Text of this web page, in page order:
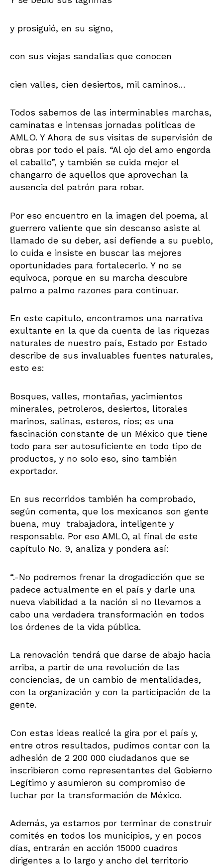
y prosiguió, en su signo,
con sus viejas sandalias que conocen
cien valles, cien desiertos, mil caminos…
Todos sabemos de las interminables marchas,
caminatas e intensas jornadas políticas de
AMLO. Y Ahora de sus visitas de supervisión de
obras por todo el país. “Al ojo del amo engorda
el caballo”, y también se cuida mejor el
changarro de aquellos que aprovechan la
ausencia del patrón para robar.
Por eso encuentro en la imagen del poema, al
guerrero valiente que sin descanso asiste al
llamado de su deber, así defiende a su pueblo,
lo cuida e insiste en buscar las mejores
oportunidades para fortalecerlo. Y no se
equivoca, porque en su marcha descubre
palmo a palmo razones para continuar.
En este capítulo, encontramos una narrativa
exultante en la que da cuenta de las riquezas
naturales de nuestro país, Estado por Estado
describe de sus invaluables fuentes naturales,
esto es:
Bosques, valles, montañas, yacimientos
minerales, petroleros, desiertos, litorales
marinos, salinas, esteros, ríos; es una
fascinación constante de un México que tiene
todo para ser autosuficiente en todo tipo de
productos, y no solo eso, sino también
exportador.
En sus recorridos también ha comprobado,
según comenta, que los mexicanos son gente
buena, muy trabajadora, inteligente y
responsable. Por eso AMLO, al final de este
capítulo No. 9, analiza y pondera así:
“.-No podremos frenar la drogadicción que se
padece actualmente en el país y darle una
nueva viabilidad a la nación si no llevamos a
cabo una verdadera transformación en todos
los órdenes de la vida pública.
La renovación tendrá que darse de abajo hacia
arriba, a partir de una revolución de las
conciencias, de un cambio de mentalidades,
con la organización y con la participación de la
gente.
Con estas ideas realicé la gira por el país y,
entre otros resultados, pudimos contar con la
adhesión de 2 200 000 ciudadanos que se
inscribieron como representantes del Gobierno
Legítimo y asumieron su compromiso de
luchar por la transformación de México.
Además, ya estamos por terminar de construir
comités en todos los municipios, y en pocos
días, entrarán en acción 15000 cuadros
dirigentes a lo largo y ancho del territorio